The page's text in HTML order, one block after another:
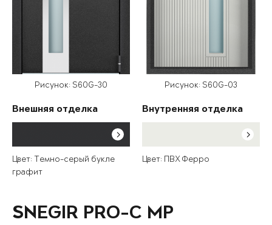
Рисунок: S60G-30
Внешняя отделка
Цвет: Темно-серый букле
графит
Рисунок: S60G-03
Внутренняя отделка
Цвет: ПВХ Ферро
SNEGIR PRO-C MP